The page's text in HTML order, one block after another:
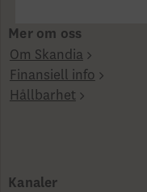
Mer om oss
Om Skandia
Finansiell info
Hållbarhet
Kanaler